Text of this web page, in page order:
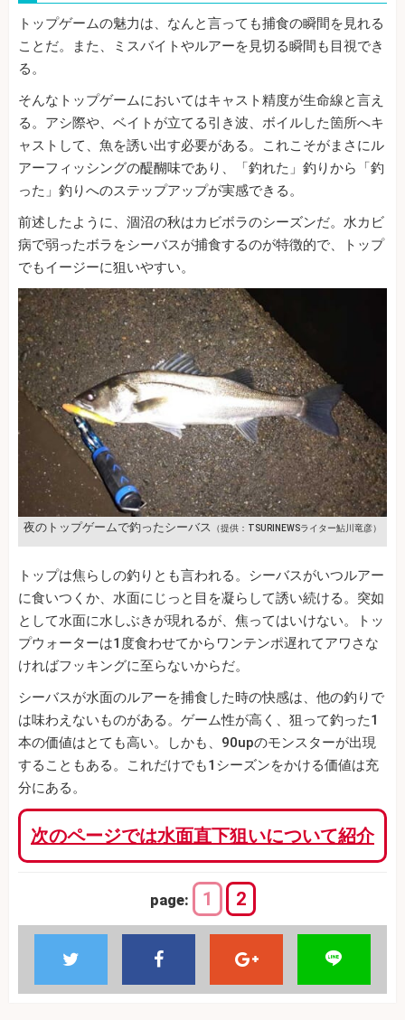
トップゲームの魅力は、なんと言っても捕食の瞬間を見れる
ことだ。また、ミスバイトやルアーを見切る瞬間も目視でき
る。
そんなトップゲームにおいてはキャスト精度が生命線と言え
る。アシ際や、ベイトが立てる引き波、ボイルした箇所へキ
ャストして、魚を誘い出す必要がある。これこそがまさにル
アーフィッシングの醍醐味であり、「釣れた」釣りから「釣
った」釣りへのステップアップが実感できる。
前述したように、涸沼の秋はカビボラのシーズンだ。水カビ
病で弱ったボラをシーバスが捕食するのが特徴的で、トップ
でもイージーに狙いやすい。
夜のトップゲームで釣ったシーバス （提供：TSURINEWSライター鮎川竜彦）
トップは焦らしの釣りとも言われる。シーバスがいつルアー
に食いつくか、水面にじっと目を凝らして誘い続ける。突如
として水面に水しぶきが現れるが、焦ってはいけない。トッ
プウォーターは1度食わせてからワンテンポ遅れてアワさな
ければフッキングに至らないからだ。
シーバスが水面のルアーを捕食した時の快感は、他の釣りで
は味わえないものがある。ゲーム性が高く、狙って釣った1
本の価値はとても高い。しかも、90upのモンスターが出現
することもある。これだけでも1シーズンをかける価値は充
分にある。
次のページでは水面直下狙いについて紹介
page: 1 2